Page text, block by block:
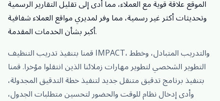
الموقع علاقة قوية مع العملاء، مما أدى إلى تقليل التقارير الرسمية
وتحديثات أكثر غير رسمية، مما وفر لمديري مواقع العملاء شفافية
أكبر بشأن الخدمات المقدمة.
قمنا بتنفيذ تدريب التنظيف IMPACT، والتدريب المتبادل، وخطط
التطوير الشخصي لتطوير مهارات زملائنا الذين انتقلوا مؤخرا. قمنا
بتنفيذ برنامج تدقيق متنقل جديد لتنفيذ خطة التدقيق المجدولة،
وأدى إدخال نظام للوقت والحضور لتحسين متطلبات الجدول،